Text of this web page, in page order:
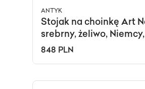
ANTYK
Stojak na choinkę Art
srebrny, żeliwo,
848 PLN